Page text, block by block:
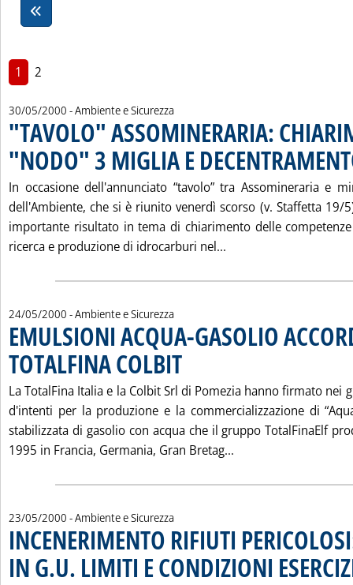
1 2
30/05/2000 - Ambiente e Sicurezza
"TAVOLO" ASSOMINERARIA:
"NODO" 3 MIGLIA E
In occasione dell'annunciato “tavolo” tra Assomineraria e
dell'Ambiente, che si è riunito venerdì scorso (v. Staffetta 19/
importante risultato in tema di chiarimento delle
ricerca e produzione di idrocarburi nel...
24/05/2000 - Ambiente e Sicurezza
EMULSIONI ACQUA-GASOLIO
TOTALFINA COLBIT. Pubblicata mercoledì 24 maggio 2000 alle
La TotalFina Italia e la Colbit Srl di Pomezia hanno firmato nei
d'intenti per la produzione e la commercializzazione di
stabilizzata di gasolio con acqua che il gruppo TotalFinaElf
1995 in Francia, Germania, Gran Bretag...
23/05/2000 - Ambiente e Sicurezza
INCENERIMENTO RIFIUTI
IN G.U. LIMITI E CONDIZIONI